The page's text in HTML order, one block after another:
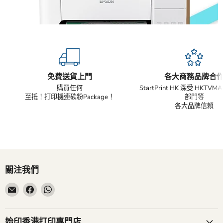
免費送貨上門
購買任何
至抵！打印機連碳粉Package！
各大商務品牌合
StartPrint HK 深受
部門等
各大品牌信賴
關注我們
在
子
郵
在
Facebook
找
到
在
找
到